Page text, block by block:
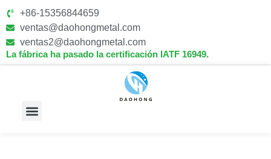
+86-15356844659
ventas@daohongmetal.com
ventas2@daohongmetal.com
La fábrica ha pasado la certificación IATF 16949.